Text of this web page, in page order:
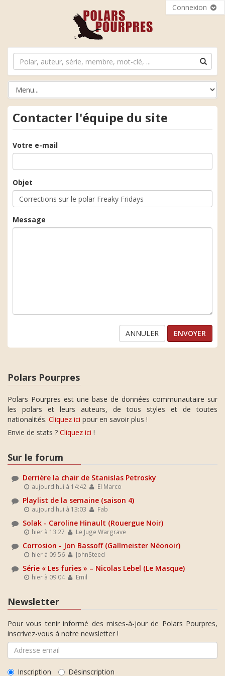
Connexion
Contacter l'équipe du site
Votre e-mail
Objet
Message
ANNULER
Polars Pourpres
Polars Pourpres est une base de données communautaire sur
les polars et leurs auteurs, de tous styles et de toutes
nationalités. Cliquez ici pour en savoir plus !
Envie de stats ? Cliquez ici !
Sur le forum
Derrière la chair de Stanislas Petrosky
aujourd'hui à 14:42 El Marco
Playlist de la semaine (saison 4)
aujourd'hui à 13:03 Fab
Solak - Caroline Hinault (Rouergue Noir)
hier à 13:27 Le Juge Wargrave
Corrosion - Jon Bassoff (Gallmeister Néonoir)
hier à 09:56 JohnSteed
Série « Les furies » – Nicolas Lebel (Le Masque)
hier à 09:04 Emil
Newsletter
Pour vous tenir informé des mises-à-jour de Polars Pourpres,
inscrivez-vous à notre newsletter !
Inscription Désinscription